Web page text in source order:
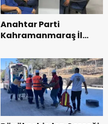
Anahtar Parti
Kahramanmaraş İl
Teşkilatı ile buluştu.